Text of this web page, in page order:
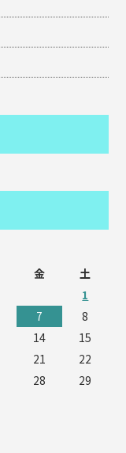
金 土
1
7
8
14
15
21
22
28
29